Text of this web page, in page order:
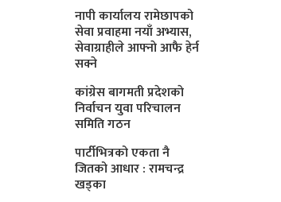
नापी कार्यालय रामेछापको
सेवा प्रवाहमा नयाँ अभ्यास,
सेवाग्राहीले आफ्नाे आफै हेर्न
सक्ने
कांग्रेस बागमती प्रदेशकाे
निर्वाचन युवा परिचालन
समिति गठन
पार्टीभित्रको एकता नै
जितको आधार : रामचन्द्र
खड्का